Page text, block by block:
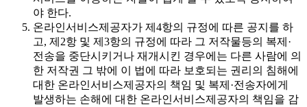
야 한다.
온라인서비스제공자가 제4항의 규정에 따른 공지를 하
고, 제2항 및 제3항의 규정에 따라 그 저작물등의 복제·
전송을 중단시키거나 재개시킨 경우에는 다른 사람에 의
한 저작권 그 밖에 이 법에 따라 보호되는 권리의 침해에
대한 온라인서비스제공자의 책임 및 복제·전송자에게
발생하는 손해에 대한 온라인서비스제공자의 책임을 감